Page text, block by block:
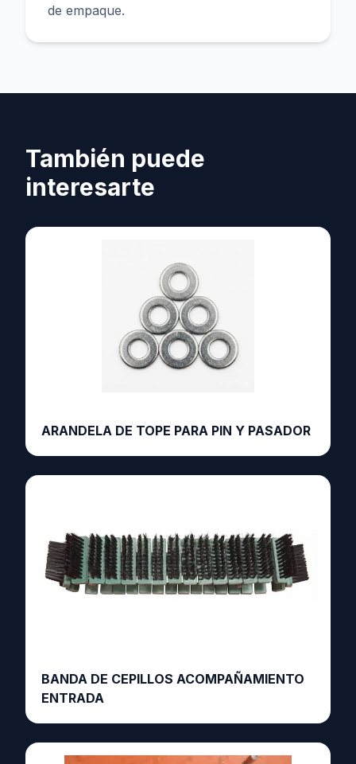
de empaque.
También puede
interesarte
ARANDELA DE TOPE PARA PIN Y PASADOR
BANDA DE CEPILLOS ACOMPAÑAMIENTO
ENTRADA